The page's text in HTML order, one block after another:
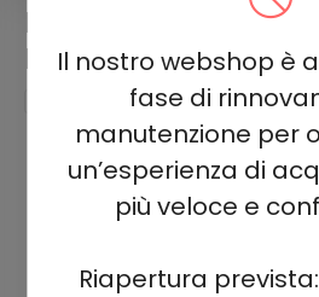
Il nostro webshop è
fase di
manutenzione per
un’esperienza di
più veloce e
Riapertura
HQD ULTIMA PRO
LIMONE LIME 5% -